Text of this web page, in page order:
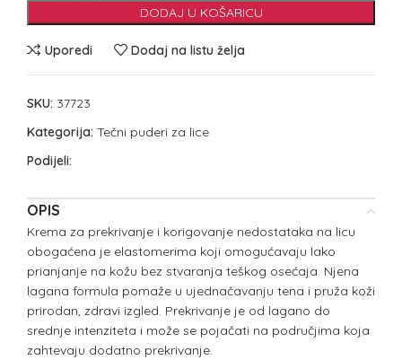
DODAJ U KOŠARICU
Uporedi Dodaj na listu želja
SKU: 37723
Kategorija: Tečni puderi za lice
Podijeli:
OPIS
Krema za prekrivanje i korigovanje nedostataka na licu
obogaćena je elastomerima koji omogućavaju lako
prianjanje na kožu bez stvaranja teškog osećaja. Njena
lagana formula pomaže u ujednačavanju tena i pruža koži
prirodan, zdravi izgled. Prekrivanje je od lagano do
srednje intenziteta i može se pojačati na područjima koja
zahtevaju dodatno prekrivanje.